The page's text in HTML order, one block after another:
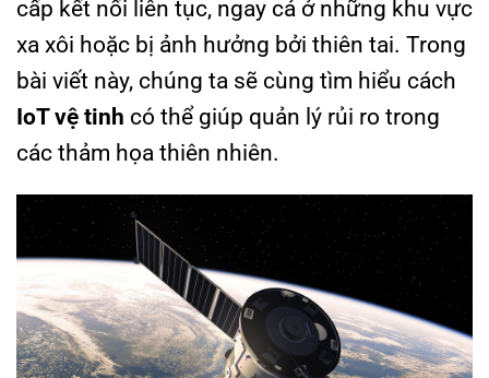
cấp kết nối liên tục, ngay cả ở những khu vực
xa xôi hoặc bị ảnh hưởng bởi thiên tai. Trong
bài viết này, chúng ta sẽ cùng tìm hiểu cách
IoT vệ tinh có thể giúp quản lý rủi ro trong
các thảm họa thiên nhiên.